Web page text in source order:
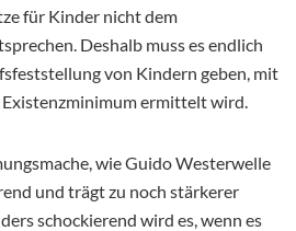
für Kinder nicht dem
Deshalb muss es endlich
von Kindern geben, mit
ermittelt wird.
wie Guido Westerwelle
und trägt zu noch stärkerer
schockierend wird es, wenn es